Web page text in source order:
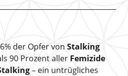
der Opfer von Stalking
90 Prozent aller Femizide
– ein untrügliches